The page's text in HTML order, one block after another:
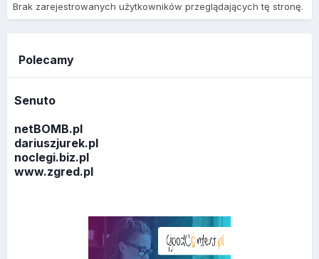
Brak zarejestrowanych użytkowników przeglądających tę stronę.
Polecamy
Senuto
netBOMB.pl
dariuszjurek.pl
noclegi.biz.pl
www.zgred.pl